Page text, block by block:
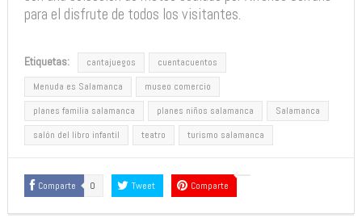
para el disfrute de todos los visitantes.
Etiquetas: cantajuegos
cuentacuentos
Menuda es Salamanca
museo comercio
planes familia salamanca
planes niños salamanca
Salamanca
salón del libro infantil
teatro turismo salamanca
Comparte 0 Tweet Comparte